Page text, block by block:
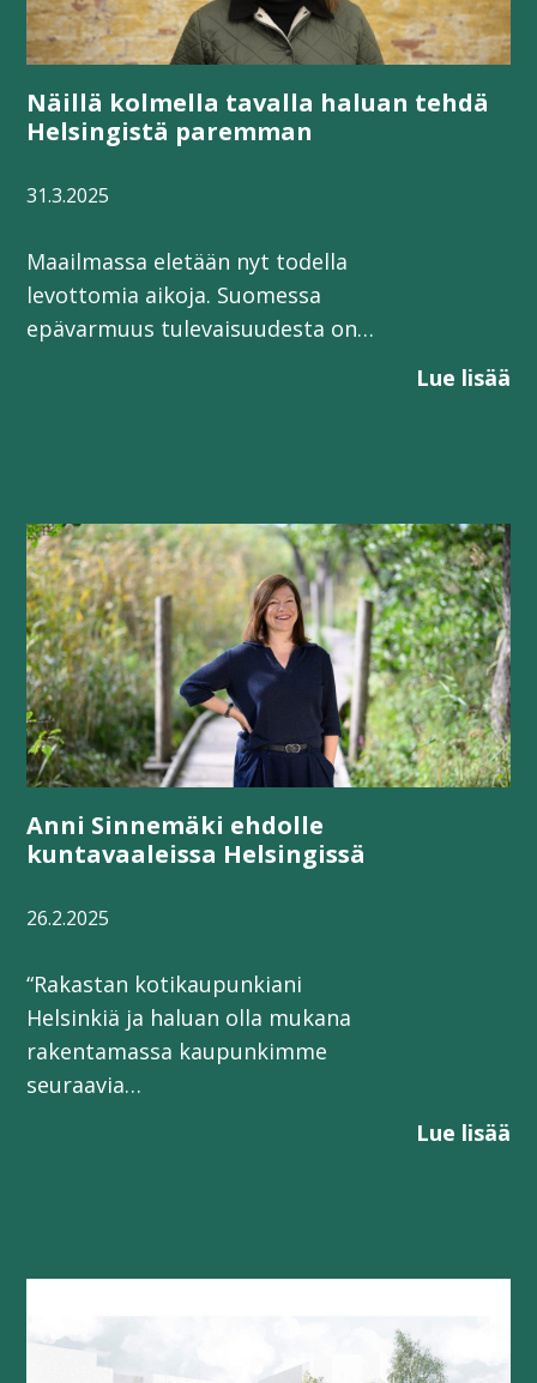
Näillä kolmella tavalla haluan tehdä
Helsingistä paremman
31.3.2025
Maailmassa eletään nyt todella
levottomia aikoja. Suomessa
epävarmuus tulevaisuudesta on…
Lue lisää
Anni Sinnemäki ehdolle
kuntavaaleissa Helsingissä
26.2.2025
“Rakastan kotikaupunkiani
Helsinkiä ja haluan olla mukana
rakentamassa kaupunkimme
seuraavia…
Lue lisää